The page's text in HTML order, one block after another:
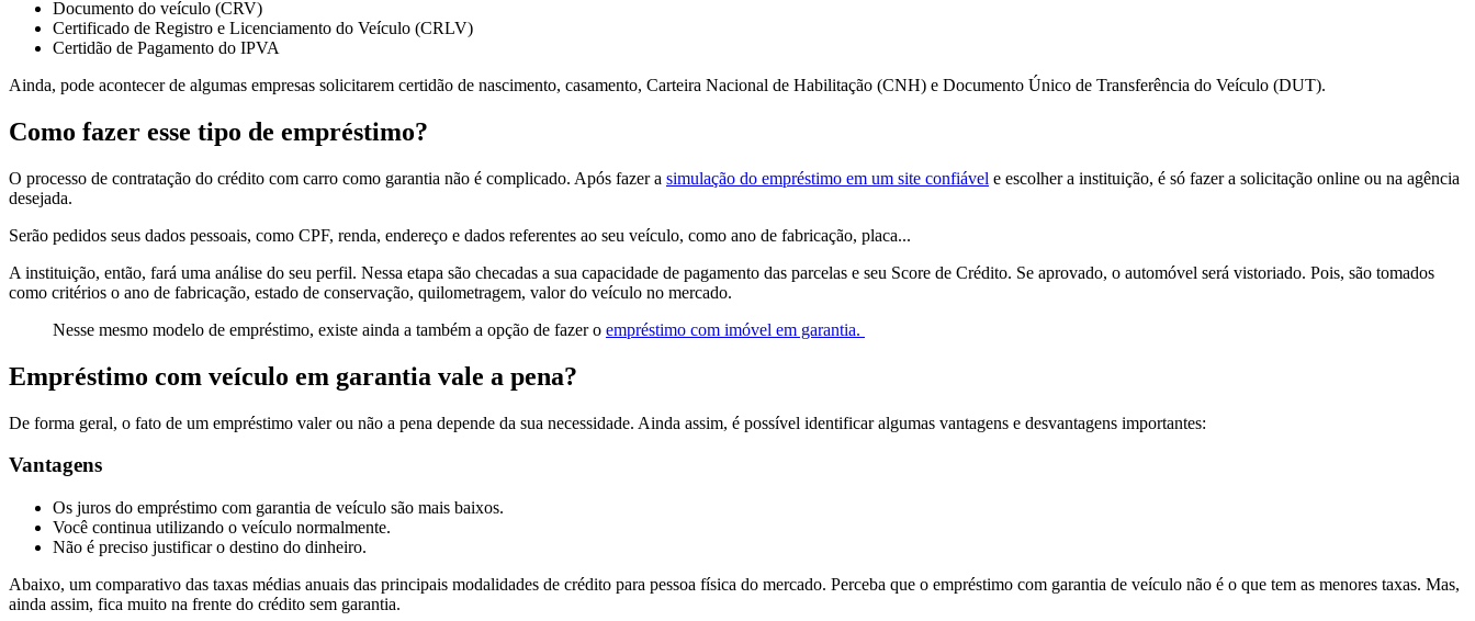
Documento do veículo (CRV)
Certificado de Registro e Licenciamento do Veículo (CRLV)
Certidão de Pagamento do IPVA
Ainda, pode acontecer de algumas empresas solicitarem certidão de nascimento, casamento, Carteira Nacional de Habilitação (CNH) e Documento Único de Transferência do Veículo (DUT).
Como fazer esse tipo de empréstimo?
O processo de contratação do crédito com carro como garantia não é complicado. Após fazer a simulação do empréstimo em um site confiável e escolher a instituição, é só fazer a solicitação online ou na agência
desejada.
Serão pedidos seus dados pessoais, como CPF, renda, endereço e dados referentes ao seu veículo, como ano de fabricação, placa...
A instituição, então, fará uma análise do seu perfil. Nessa etapa são checadas a sua capacidade de pagamento das parcelas e seu Score de Crédito. Se aprovado, o automóvel será vistoriado. Pois, são tomados
como critérios o ano de fabricação, estado de conservação, quilometragem, valor do veículo no mercado.
Nesse mesmo modelo de empréstimo, existe ainda a também a opção de fazer o empréstimo com imóvel em garantia.
Empréstimo com veículo em garantia vale a pena?
De forma geral, o fato de um empréstimo valer ou não a pena depende da sua necessidade. Ainda assim, é possível identificar algumas vantagens e desvantagens importantes:
Vantagens
Os juros do empréstimo com garantia de veículo são mais baixos.
Você continua utilizando o veículo normalmente.
Não é preciso justificar o destino do dinheiro.
Abaixo, um comparativo das taxas médias anuais das principais modalidades de crédito para pessoa física do mercado. Perceba que o empréstimo com garantia de veículo não é o que tem as menores taxas. Mas,
ainda assim, fica muito na frente do crédito sem garantia.